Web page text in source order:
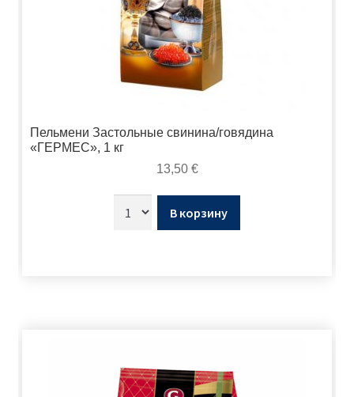
Пельмени Застольные свинина/говядина
«ГЕРМЕС», 1 кг
13,50 €
В корзину